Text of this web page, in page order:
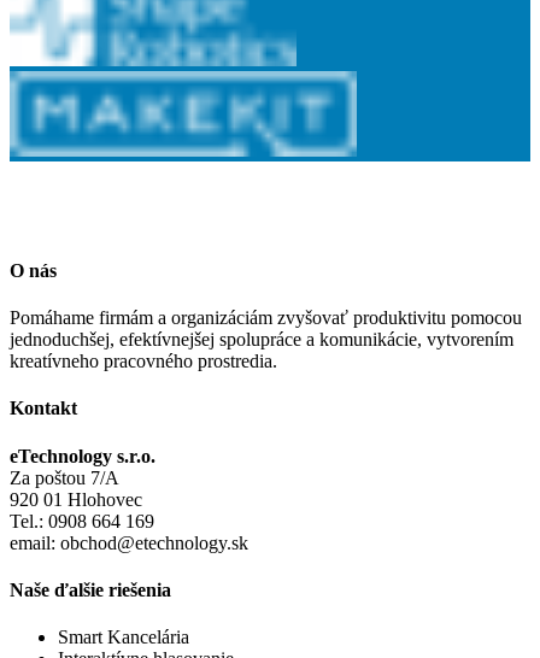
O nás
Pomáhame firmám a organizáciám zvyšovať produktivitu pomocou
jednoduchšej, efektívnejšej spolupráce a komunikácie, vytvorením
kreatívneho pracovného prostredia.
Kontakt
eTechnology s.r.o.
Za poštou 7/A
920 01 Hlohovec
Tel.: 0908 664 169
email: obchod@etechnology.sk
Naše ďalšie riešenia
Smart Kancelária